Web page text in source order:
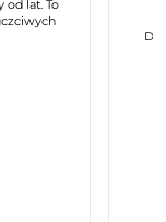
lat. To